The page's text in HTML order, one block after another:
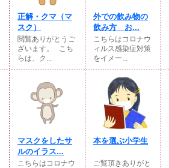
正解・クマ（マ
スク）
閲覧ありがとうご
ざいます。⠀こち
らは、ク...
外での飲み物の
飲み方 お...
こちらはコロナウ
ィルス感染症対策
をイメー...
マスクをしたサ
ルのイラス...
こちらはコロナウ
本を選ぶ小学生
ご覧頂きありがと